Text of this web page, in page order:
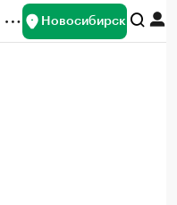
Новосибирск